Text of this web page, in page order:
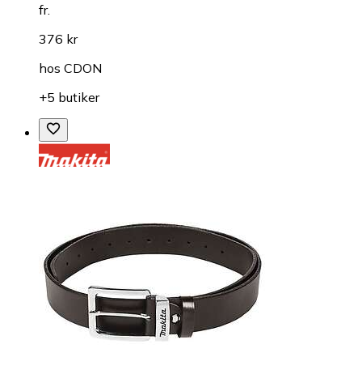
fr.
376 kr
hos CDON
+5 butiker